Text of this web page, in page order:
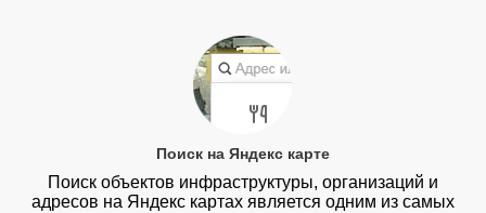
Поиск на Яндекс карте
Поиск объектов инфраструктуры, организаций и
адресов на Яндекс картах является одним из самых